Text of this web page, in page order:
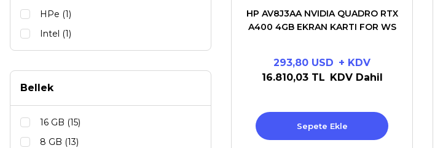
HPe (1)
Intel (1)
Bellek
16 GB (15)
8 GB (13)
HP AV8J3AA NVIDIA QUADRO RTX
A400 4GB EKRAN KARTI FOR WS
293,80 USD + KDV
16.810,03 TL KDV Dahil
Sepete Ekle